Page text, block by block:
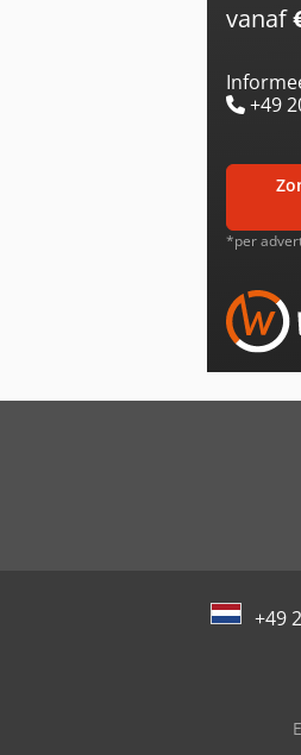
vanaf
+49
zonder commissie
*per
+49